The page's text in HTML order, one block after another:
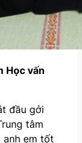
Học vấn
đầu gởi
tâm
anh em tốt